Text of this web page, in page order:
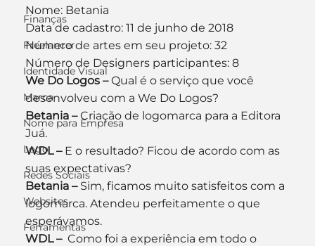
Finanças
Freelancer
Identidade Visual
Marca
Nome para Empresa
Logo
Redes Sociais
Websites
Ferramentas
Nome: Betania
Data de cadastro: 11 de junho de 2018
Número de artes em seu projeto: 32
Número de Designers participantes: 8
We Do Logos – Qual é o serviço que você
desenvolveu com a We Do Logos?
Betania – Criação de logomarca para a Editora
Juá.
WDL – E o resultado? Ficou de acordo com as
suas expectativas?
Betania – Sim, ficamos muito satisfeitos com a
logomarca. Atendeu perfeitamente o que
esperávamos.
WDL – Como foi a experiência em todo o